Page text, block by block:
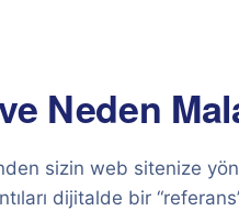
Neden
sizin web sitenize
dijitalde bir